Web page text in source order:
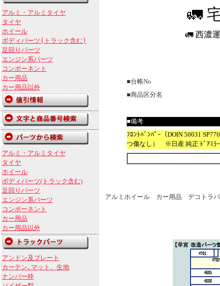
アルミ・アルミタイヤ
タイヤ
ホイール
ボディパーツ(トラック含む)
足回りパーツ
エンジン系パーツ
コンポーネント
カー用品
カー用品以外
アルミ・アルミタイヤ
タイヤ
ホイール
ボディパーツ(トラック含む)
足回りパーツ
エンジン系パーツ
コンポーネント
カー用品
カー用品以外
アンドン及プレート
カーテン､マット、生地
ナンバー枠
🚛
🚛 西濃
■台帳No
■商品区分名
■備考
ﾌﾛﾝﾄﾊﾞﾝﾊﾟｰ（DOIN 50031
つ傷なし） ※日産 純正 ﾄﾞｱﾐﾗｰ
アルミホイール カー用品 デコトラ